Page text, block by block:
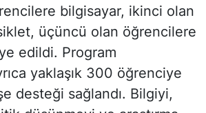
bilgisayar, ikinci olan
üçüncü olan öğrencilere
edildi. Program
yaklaşık 300 öğrenciye
desteği sağlandı. Bilgiyi,